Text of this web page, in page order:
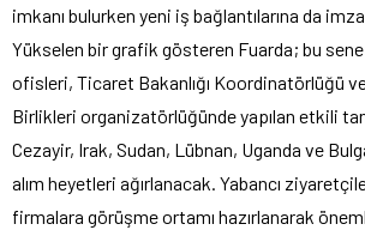
imkanı bulurken yeni iş bağlantılarına da
Yükselen bir grafik gösteren Fuarda; bu sene
ofisleri, Ticaret Bakanlığı Koordinatörlüğü
Birlikleri organizatörlüğünde yapılan etkili
Cezayir, Irak, Sudan, Lübnan, Uganda ve
alım heyetleri ağırlanacak. Yabancı
firmalara görüşme ortamı hazırlanarak